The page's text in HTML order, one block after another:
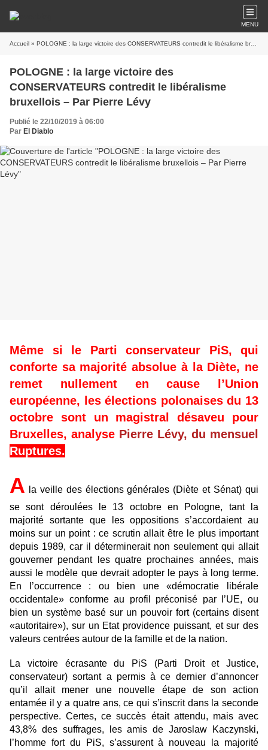
MENU
Accueil » POLOGNE : la large victoire des CONSERVATEURS contredit le libéralisme bruxellois – Par Pierre Lévy
POLOGNE : la large victoire des
CONSERVATEURS contredit le libéralisme
bruxellois – Par Pierre Lévy
Publié le 22/10/2019 à 06:00
Par El Diablo
Même si le Parti conservateur PiS, qui
conforte sa majorité absolue à la Diète, ne
remet nullement en cause l’Union
européenne, les élections polonaises du 13
octobre sont un magistral désaveu pour
Bruxelles, analyse Pierre Lévy, du mensuel
Ruptures.
A
la veille des élections générales (Diète et Sénat) qui
se sont déroulées le 13 octobre en Pologne, tant la
majorité sortante que les oppositions s’accordaient au
moins sur un point : ce scrutin allait être le plus important
depuis 1989, car il déterminerait non seulement qui allait
gouverner pendant les quatre prochaines années, mais
aussi le modèle que devrait adopter le pays à long terme.
En l’occurrence : ou bien une «démocratie libérale
occidentale» conforme au profil préconisé par l’UE, ou
bien un système basé sur un pouvoir fort (certains disent
«autoritaire»), sur un Etat providence puissant, et sur des
valeurs centrées autour de la famille et de la nation.
La victoire écrasante du PiS (Parti Droit et Justice,
conservateur) sortant a permis à ce dernier d’annoncer
qu’il allait mener une nouvelle étape de son action
entamée il y a quatre ans, ce qui s’inscrit dans la seconde
perspective. Certes, ce succès était attendu, mais avec
43,8% des suffrages, les amis de Jaroslaw Kaczynski,
l’homme fort du PiS, s’assurent à nouveau la majorité